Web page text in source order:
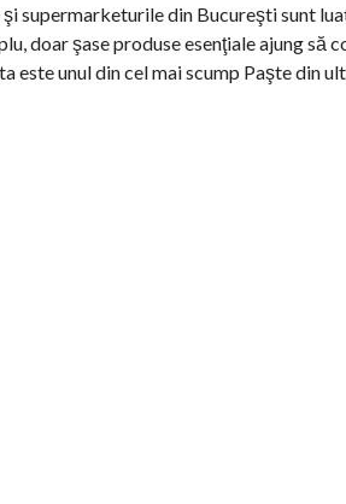
supermarketurile din Bucureşti sunt
doar şase produse esenţiale ajung să
este unul din cel mai scump Paşte din